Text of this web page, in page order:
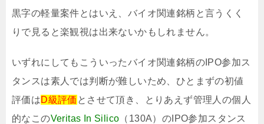
黒字の軽量案件とはいえ、バイオ関連銘柄と言うくく
りで見ると楽観視は出来ないかもしれません。
いずれにしてもこういったバイオ関連銘柄のIPO参加ス
タンスは素人では判断が難しいため、ひとまずの初値
評価はD級評価 とさせて頂き、とりあえず管理人の個人
的なこのVeritas In Silico （130A）のIPO参加スタンス